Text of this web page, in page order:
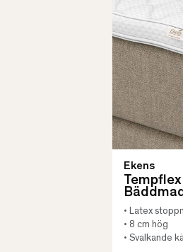
Ekens
• Latex
• 8 cm hög
• Svalkande